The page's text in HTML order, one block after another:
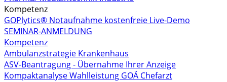
Kompetenz
GOPlytics® Notaufnahme kostenfreie Live-Demo
SEMINAR-ANMELDUNG
Kompetenz
Ambulanzstrategie Krankenhaus
ASV-Beantragung - Übernahme Ihrer Anzeige
Kompaktanalyse Wahlleistung GOÄ Chefarzt